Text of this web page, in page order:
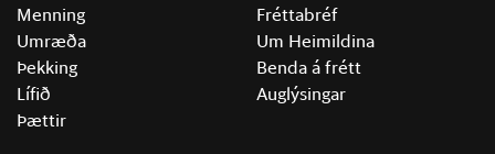
Menning
Umræða
Þekking
Lífið
Þættir
Fréttabréf
Um Heimildina
Benda á frétt
Auglýsingar